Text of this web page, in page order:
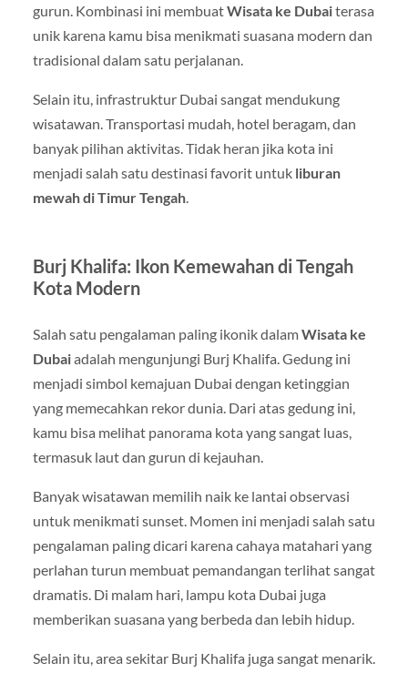
gurun. Kombinasi ini membuatWisata ke Dubaiterasa
unik karena kamu bisa menikmati suasana modern dan
tradisional dalam satu perjalanan.
Selain itu, infrastruktur Dubai sangat mendukung
wisatawan. Transportasi mudah, hotel beragam, dan
banyak pilihan aktivitas. Tidak heran jika kota ini
menjadi salah satu destinasi favorit untuk liburan
mewah di Timur Tengah.
Burj Khalifa: Ikon Kemewahan di Tengah
Kota Modern
Salah satu pengalaman paling ikonik dalamWisata ke
Dubaiadalah mengunjungi Burj Khalifa. Gedung ini
menjadi simbol kemajuan Dubai dengan ketinggian
yang memecahkan rekor dunia. Dari atas gedung ini,
kamu bisa melihat panorama kota yang sangat luas,
termasuk laut dan gurun di kejauhan.
Banyak wisatawan memilih naik ke lantai observasi
untuk menikmati sunset. Momen ini menjadi salah satu
pengalaman paling dicari karena cahaya matahari yang
perlahan turun membuat pemandangan terlihat sangat
dramatis. Di malam hari, lampu kota Dubai juga
memberikan suasana yang berbeda dan lebih hidup.
Selain itu, area sekitar Burj Khalifa juga sangat menarik.